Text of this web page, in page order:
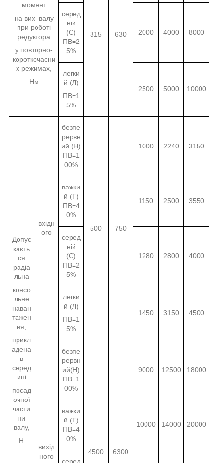
момент
на вих. валу
при роботі
редуктора
у повторно-
короткочасни
х режимах,
Нм
315 630
серед
ній
(С)
ПВ=2
5%
2000 4000 8000
легки
й (Л)
ПВ=1
5%
2500 5000 10000
Допус
каєть
ся
радіа
льна
консо
льне
наван
тажен
ня,
прикл
адена
в
серед
ині
посад
очної
части
ни
валу,
Н
вхідн
ого
безпе
рервн
ий (Н)
ПВ=1
00%
500 750
1000 2240 3150
важки
й (Т)
ПВ=4
0%
1150 2500 3550
серед
ній
(С)
ПВ=2
5%
1280 2800 4000
легки
й (Л)
ПВ=1
5%
1450 3150 4500
вихід
ного
безпе
рервн
ий(Н)
ПВ=1
00%
4500 6300
9000 12500 18000
важки
й (Т)
ПВ=4
0%
10000 14000 20000
серед